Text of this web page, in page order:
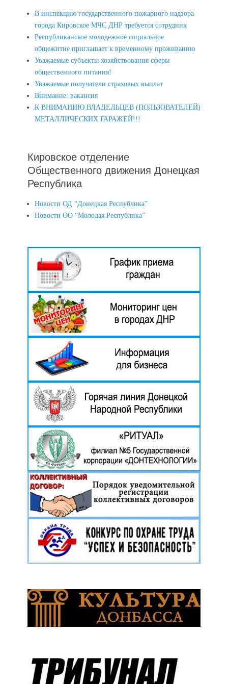
В инспекцию государственного пожарного надзора
города Кировское МЧС ДНР требуется сотрудник
Республиканское молодежное социальное
общежитие приглашает к временному проживанию
Уважаемые субъекты хозяйствования сферы
общественного питания!
Уважаемые получатели страховых выплат
Внимание: вакансия
К ВНИМАНИЮ ВЛАДЕЛЬЦЕВ (ПОЛЬЗОВАТЕЛЕЙ)
МЕТАЛЛИЧЕСКИХ ГАРАЖЕЙ!!!
Кировское отделение
Общественного движения Донецкая
Республика
Новости ОД “Донецкая Республика”
Новости ОО “Молодая Республика”